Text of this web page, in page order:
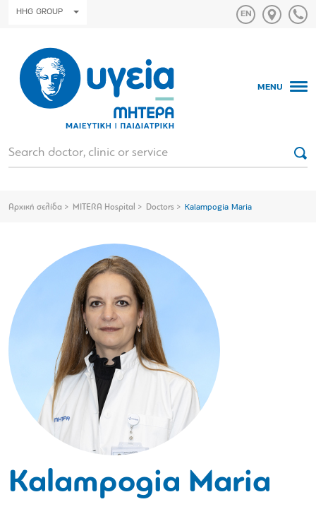
HHG GROUP
MENU
Αρχική σελίδα MITERA Hospital Doctors Kalampogia Maria
Kalampogia Maria